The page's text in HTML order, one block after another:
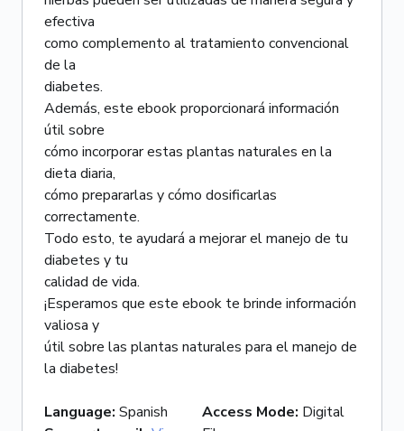
efectiva
como complemento al tratamiento convencional
de la
diabetes.
Además, este ebook proporcionará información
útil sobre
cómo incorporar estas plantas naturales en la
dieta diaria,
cómo prepararlas y cómo dosificarlas
correctamente.
Todo esto, te ayudará a mejorar el manejo de tu
diabetes y tu
calidad de vida.
¡Esperamos que este ebook te brinde información
valiosa y
útil sobre las plantas naturales para el manejo de
la diabetes!
Language: Spanish
Access Mode: Digital